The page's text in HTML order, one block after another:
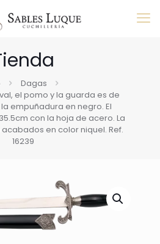
Dagas
el pomo y la guarda es de
empuñadura en negro. El
con la hoja de acero. La
en color niquel. Ref.
16239